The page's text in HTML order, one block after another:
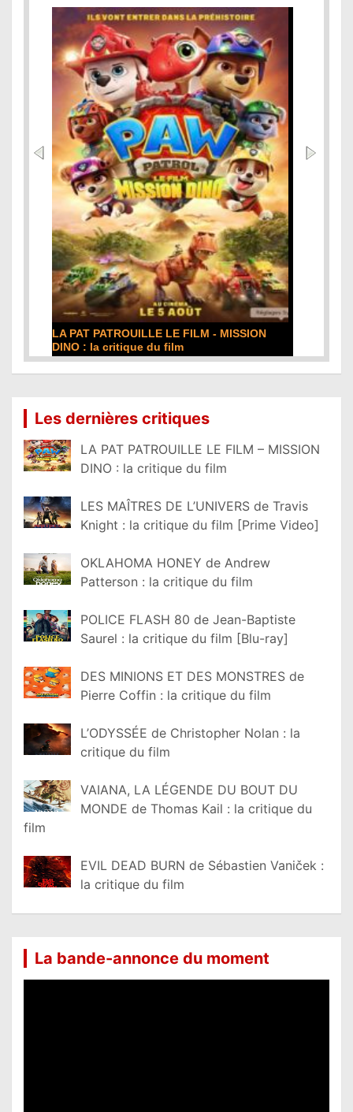
LA PAT PATROUILLE LE FILM - MISSION
DINO : la critique du film
Les dernières critiques
LA PAT PATROUILLE LE FILM – MISSION
DINO : la critique du film
LES MAÎTRES DE L’UNIVERS de Travis
Knight : la critique du film [Prime Video]
OKLAHOMA HONEY de Andrew
Patterson : la critique du film
POLICE FLASH 80 de Jean-Baptiste
Saurel : la critique du film [Blu-ray]
DES MINIONS ET DES MONSTRES de
Pierre Coffin : la critique du film
L’ODYSSÉE de Christopher Nolan : la
critique du film
VAIANA, LA LÉGENDE DU BOUT DU
MONDE de Thomas Kail : la critique du
film
EVIL DEAD BURN de Sébastien Vaniček :
la critique du film
La bande-annonce du moment